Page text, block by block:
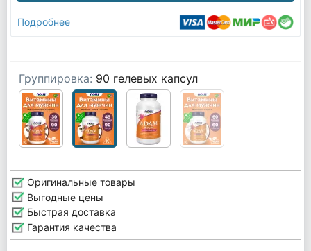
Подробнее
Группировка: 90 гелевых капсул
Оригинальные товары
Выгодные цены
Быстрая доставка
Гарантия качества